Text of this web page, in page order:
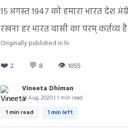
15 अगस्त 1947 को हमारा भारत
रखना हर भारत वासी का परम् कर्तव्य
Originally published in hi
❤️ 2 💬 8 👁 1055
Vineeta Dhiman
14 Aug, 2020 | 1 min read
1 min read 1 min left